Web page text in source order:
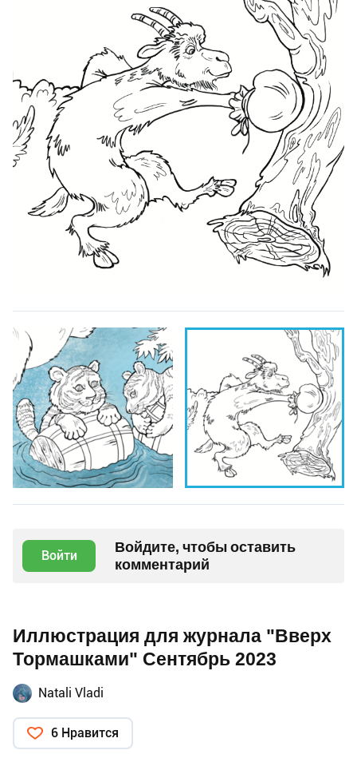
Войти
Войдите, чтобы оставить
комментарий
Иллюстрация для журнала "Вверх
Тормашками" Сентябрь 2023
Natali Vladi
6 Нравится